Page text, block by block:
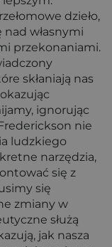
dzieło,
własnymi
przekonaniami.
skłaniają nas
ignorując
nie
ludzkiego
narzędzia,
się z
się
zmiany w
służą
jak nasza